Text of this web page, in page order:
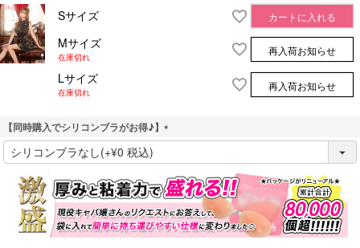
Sサイズ
カートに入れる
Mサイズ
在庫切れ
再入荷お知らせ
Lサイズ
在庫切れ
再入荷お知らせ
【同時購入でシリコンブラがお得♪】
(
必
須
)